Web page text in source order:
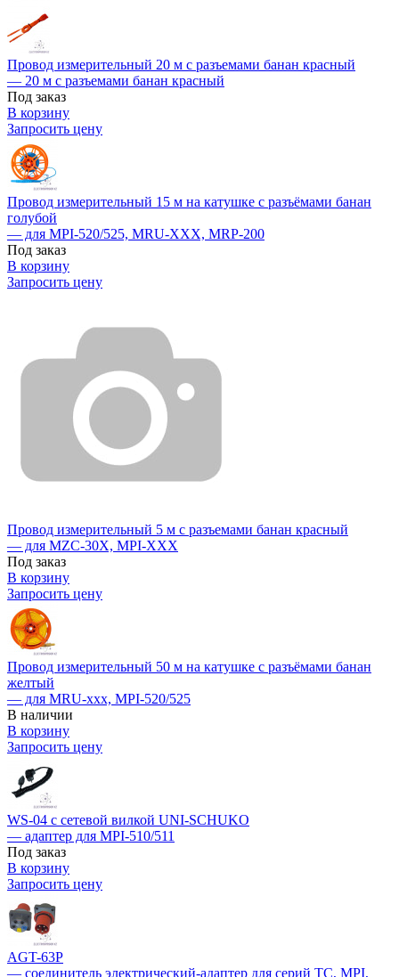
Провод измерительный 20 м с разъемами банан красный
— 20 м с разъемами банан красный
Под заказ
В корзину
Запросить цену
Провод измерительный 15 м на катушке с разъёмами банан
голубой
— для MPI-520/525, MRU-XXX, MRP-200
Под заказ
В корзину
Запросить цену
Провод измерительный 5 м с разъемами банан красный
— для MZC-30X, MPI-XXX
Под заказ
В корзину
Запросить цену
Провод измерительный 50 м на катушке с разъёмами банан
желтый
— для MRU-xxx, MPI-520/525
В наличии
В корзину
Запросить цену
WS-04 с сетевой вилкой UNI-SCHUKO
— адаптер для MPI-510/511
Под заказ
В корзину
Запросить цену
AGT-63P
— соединитель электрический-адаптер для серий TC, MPI,